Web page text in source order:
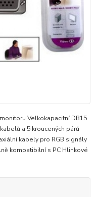
Velkokapacitní DB15
a 5 kroucených párů
kabely pro RGB signály
kompatibilní s PC Hlinkové